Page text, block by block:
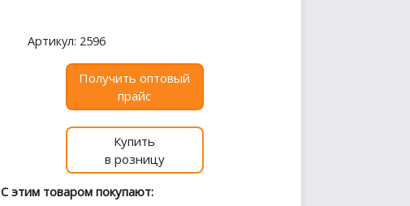
Артикул: 2596
Получить оптовый
прайс
Купить
в розницу
С этим товаром покупают: